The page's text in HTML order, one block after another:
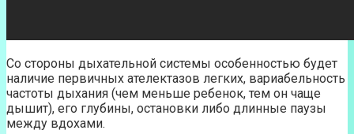
Со стороны дыхательной системы особенностью будет
наличие первичных ателектазов легких, вариабельность
частоты дыхания (чем меньше ребенок, тем он чаще
дышит), его глубины, остановки либо длинные паузы
между вдохами.